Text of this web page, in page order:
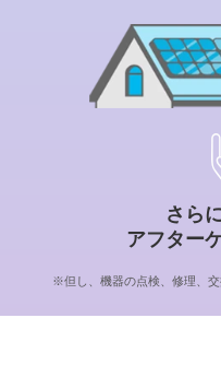
さら
アフター
※但し、機器の点検、修理、交